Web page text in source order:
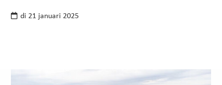
di 21 januari 2025